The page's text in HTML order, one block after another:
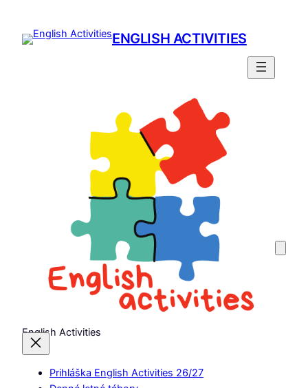
obsah
ENGLISH ACTIVITIES
English Activities
Prihláška English Activities 26/27